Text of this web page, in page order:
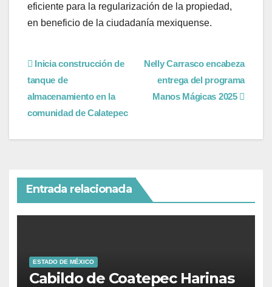
eficiente para la regularización de la propiedad,
en beneficio de la ciudadanía mexiquense.
Nelly Carrasco encabeza
entrega del programa
Manos Mágicas 2025
Inicia construcción de
tanque de
almacenamiento en la
comunidad de Calatepec
Entrada relacionada
ESTADO DE MÉXICO
Cabildo de Coatepec Harinas